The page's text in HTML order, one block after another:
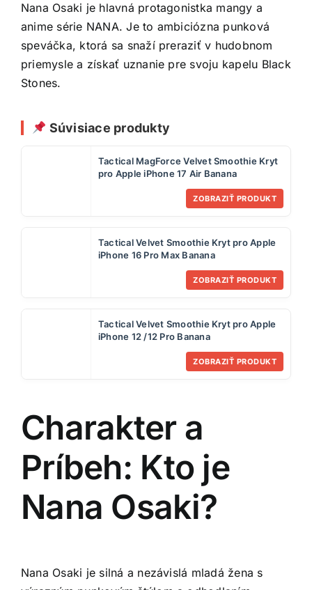
Nana Osaki je hlavná protagonistka mangy a
anime série NANA. Je to ambiciózna punková
speváčka, ktorá sa snaží preraziť v hudobnom
priemysle a získať uznanie pre svoju kapelu Black
Stones.
Súvisiace produkty
Tactical MagForce Velvet Smoothie Kryt
pro Apple iPhone 17 Air Banana
ZOBRAZIŤ PRODUKT
Tactical Velvet Smoothie Kryt pro Apple
iPhone 16 Pro Max Banana
ZOBRAZIŤ PRODUKT
Tactical Velvet Smoothie Kryt pro Apple
iPhone 12 /12 Pro Banana
ZOBRAZIŤ PRODUKT
Charakter a
Príbeh: Kto je
Nana Osaki?
Nana Osaki je silná a nezávislá mladá žena s